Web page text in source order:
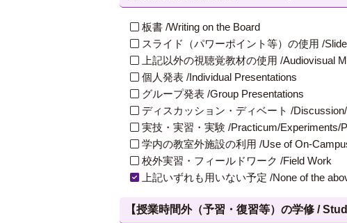
板書 /Writing on the Board
スライド（パワーポイント等）の使用 /
上記以外の視聴覚教材の使用 /Audiovisual
個人発表 /Individual Presentations
グループ発表 /Group Presentations
ディスカッション・ディベート /
実技・実習・実験 /Practicum/Experiments/
学内の教室外施設の利用 /Use of On-
校外実習・フィールドワーク /Field Work
上記いずれも用いない予定 /None of the
【授業時間外（予習・復習等）の学修 /